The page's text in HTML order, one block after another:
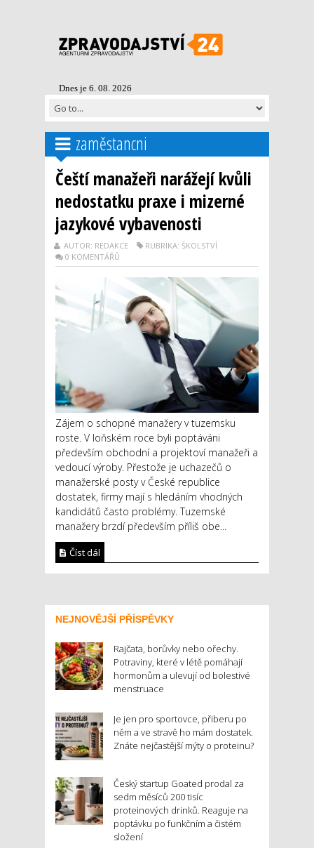
Dnes je 6. 08. 2026
zaměstancni
Čeští manažeři narážejí kvůli
nedostatku praxe i mizerné
jazykové vybavenosti
AUTOR: REDAKCE
RUBRIKA: ŠKOLSTVÍ
0 KOMENTÁŘŮ
Zájem o schopné manažery v tuzemsku
roste. V loňském roce byli poptáváni
především obchodní a projektoví manažeři a
vedoucí výroby. Přestože je uchazečů o
manažerské posty v České republice
dostatek, firmy mají s hledáním vhodných
kandidátů často problémy. Tuzemské
manažery brzdí především příliš obe...
Číst dál
NEJNOVĚJŠÍ PŘÍSPĚVKY
Rajčata, borůvky nebo ořechy.
Potraviny, které v létě pomáhají
hormonům a ulevují od bolestivé
menstruace
Je jen pro sportovce, přiberu po
něm a ve stravě ho mám dostatek.
Znáte nejčastější mýty o proteinu?
Český startup Goated prodal za
sedm měsíců 200 tisíc
proteinových drinků. Reaguje na
poptávku po funkčním a čistém
složení